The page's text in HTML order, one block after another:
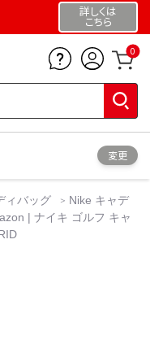
詳しくは
こちら
0
変更
ィバッグ
Nike キャデ
| ナイキ ゴルフ キャ